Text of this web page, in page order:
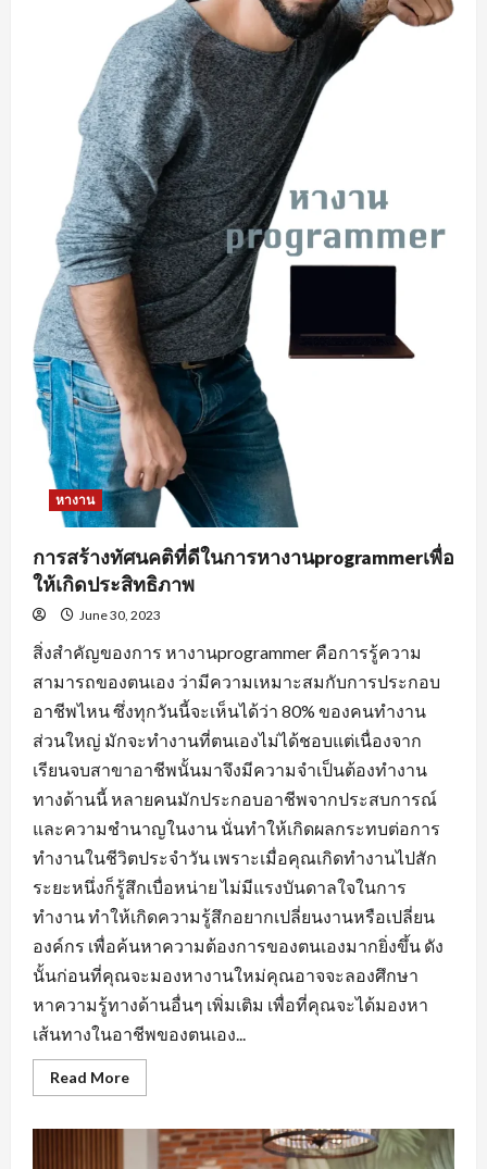
หางาน
การสร้างทัศนคติที่ดีในการหางานprogrammerเพื่อ
ให้เกิดประสิทธิภาพ
June 30, 2023
สิ่งสำคัญของการ หางานprogrammer คือการรู้ความ
สามารถของตนเอง ว่ามีความเหมาะสมกับการประกอบ
อาชีพไหน ซึ่งทุกวันนี้จะเห็นได้ว่า 80% ของคนทำงาน
ส่วนใหญ่ มักจะทำงานที่ตนเองไม่ได้ชอบแต่เนื่องจาก
เรียนจบสาขาอาชีพนั้นมาจึงมีความจำเป็นต้องทำงาน
ทางด้านนี้ หลายคนมักประกอบอาชีพจากประสบการณ์
และความชำนาญในงาน นั่นทำให้เกิดผลกระทบต่อการ
ทำงานในชีวิตประจำวัน เพราะเมื่อคุณเกิดทำงานไปสัก
ระยะหนึ่งก็รู้สึกเบื่อหน่าย ไม่มีแรงบันดาลใจในการ
ทำงาน ทำให้เกิดความรู้สึกอยากเปลี่ยนงานหรือเปลี่ยน
องค์กร เพื่อค้นหาความต้องการของตนเองมากยิ่งขึ้น ดัง
นั้นก่อนที่คุณจะมองหางานใหม่คุณอาจจะลองศึกษา
หาความรู้ทางด้านอื่นๆ เพิ่มเติม เพื่อที่คุณจะได้มองหา
เส้นทางในอาชีพของตนเอง...
Read MoreRead
more
สร้าง
ทัศนคติ